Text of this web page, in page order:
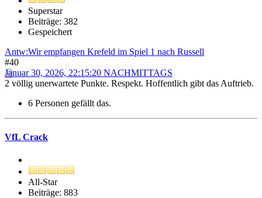
Superstar
Beiträge: 382
Gespeichert
Antw:Wir empfangen Krefeld im Spiel 1 nach Russell
#40
Januar 30, 2026, 22:15:20 NACHMITTAGS
2 völlig unerwartete Punkte. Respekt. Hoffentlich gibt das Auftrieb.
6 Personen gefällt das.
VfL Crack
All-Star
Beiträge: 883